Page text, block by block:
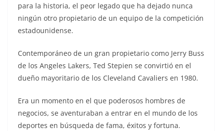
para la historia, el peor legado que ha dejado nunca
ningún otro propietario de un equipo de la competición
estadounidense.
Contemporáneo de un gran propietario como Jerry Buss
de los Angeles Lakers, Ted Stepien se convirtió en el
dueño mayoritario de los Cleveland Cavaliers en 1980.
Era un momento en el que poderosos hombres de
negocios, se aventuraban a entrar en el mundo de los
deportes en búsqueda de fama, éxitos y fortuna.